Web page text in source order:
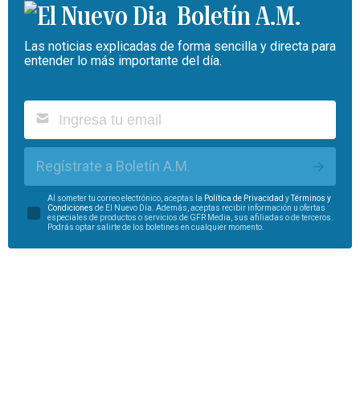
Boletín A.M.
Las noticias explicadas de forma sencilla y directa para
entender lo más importante del día.
Regístrate a Boletín A.M.
Al someter tu correo electrónico, aceptas la Política de Privacidad y
Términos y
Condiciones de El Nuevo Día. Además, aceptas recibir información u ofertas
especiales de productos o servicios de GFR Media, sus afiliadas o de terceros.
Podrás optar salirte de los boletines en cualquier momento.